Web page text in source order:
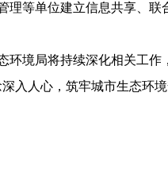
理等单位建立信息共享、
环境局将持续深化相关工
入人心，筑牢城市生态环境